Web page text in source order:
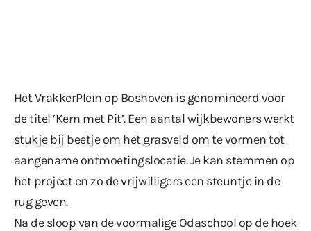
Het VrakkerPlein op Boshoven is genomineerd voor
de titel ‘Kern met Pit’. Een aantal wijkbewoners werkt
stukje bij beetje om het grasveld om te vormen tot
aangename ontmoetingslocatie. Je kan stemmen op
het project en zo de vrijwilligers een steuntje in de
rug geven.
Na de sloop van de voormalige Odaschool op de hoek